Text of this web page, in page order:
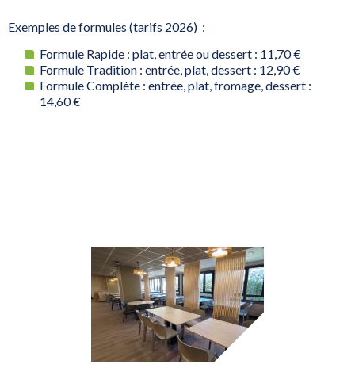
Exemples de formules (tarifs 2026) :
Formule Rapide : plat, entrée ou dessert : 11,70 €
Formule Tradition : entrée, plat, dessert : 12,90 €
Formule Complète : entrée, plat, fromage, dessert :
14,60 €